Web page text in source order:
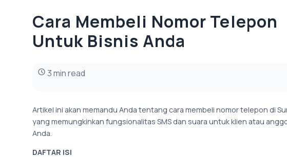
Cara Membeli Nomor Telepon
Untuk Bisnis Anda
3 min read
Artikel ini akan memandu Anda tentang cara membeli nomor telepon di
yang memungkinkan fungsionalitas SMS dan suara untuk klien atau
Anda.
DAFTAR ISI